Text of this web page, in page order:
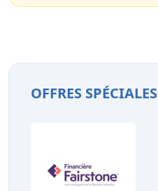
OFFRES SPÉCIALES